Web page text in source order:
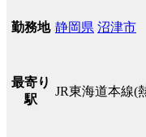
勤務地 静岡県 沼津市
最寄り
駅
JR東海道本線(